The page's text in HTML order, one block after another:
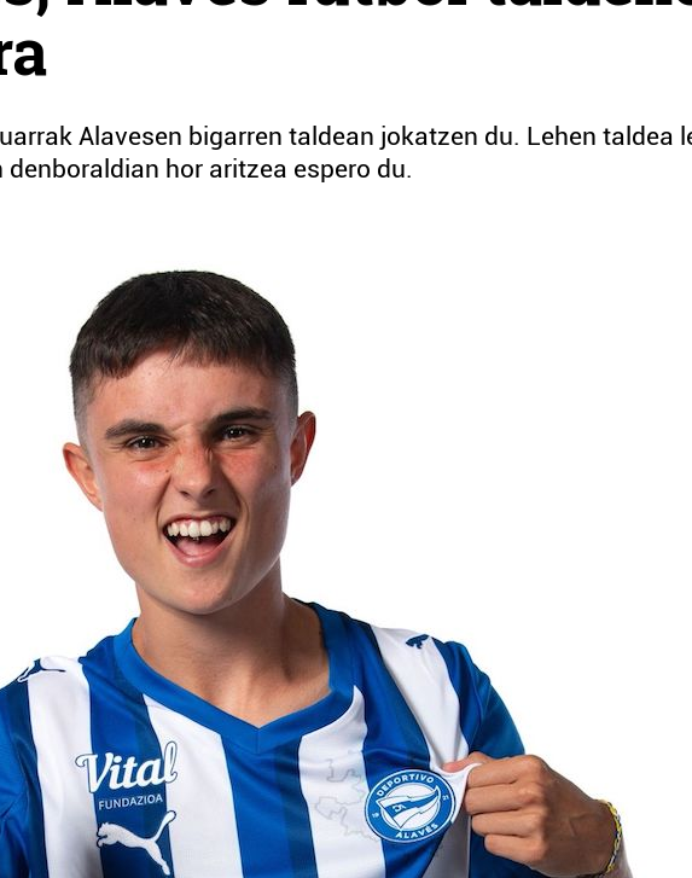
Alavesen bigarren taldean jokatzen du. Lehen taldea
hor aritzea espero du.